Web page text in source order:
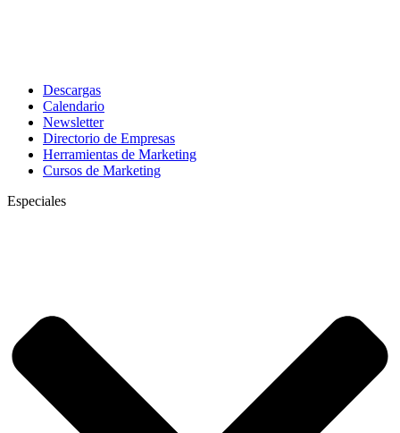
Descargas
Calendario
Newsletter
Directorio de Empresas
Herramientas de Marketing
Cursos de Marketing
Especiales